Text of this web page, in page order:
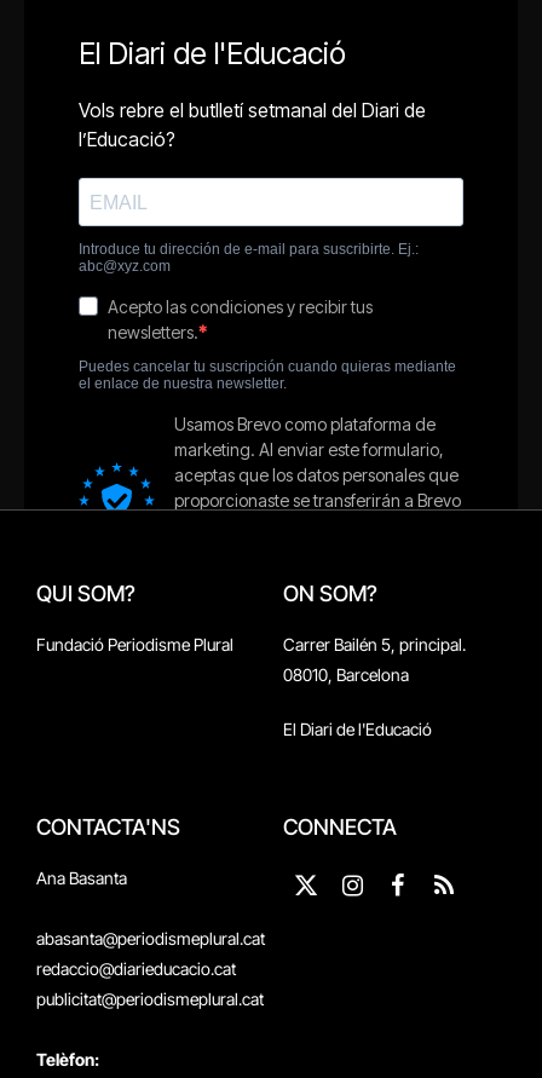
QUI SOM?
Fundació Periodisme Plural
ON SOM?
Carrer Bailén 5, principal.
08010, Barcelona
El Diari de l'Educació
CONTACTA'NS
Ana Basanta
abasanta@periodismeplural.cat
redaccio@diarieducacio.cat
publicitat@periodismeplural.cat
Telèfon:
CONNECTA
X
InstagramFacebook
RSS